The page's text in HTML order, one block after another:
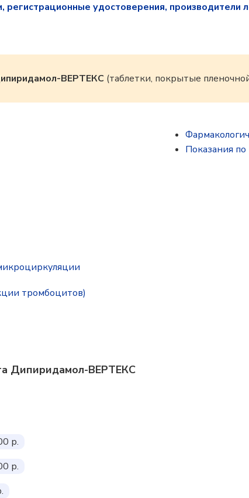
удостоверения, производители
ВЕРТЕКС (таблетки, покрытые
Показания
тромбоцитов)
Дипиридамол-ВЕРТЕКС
р.
р.